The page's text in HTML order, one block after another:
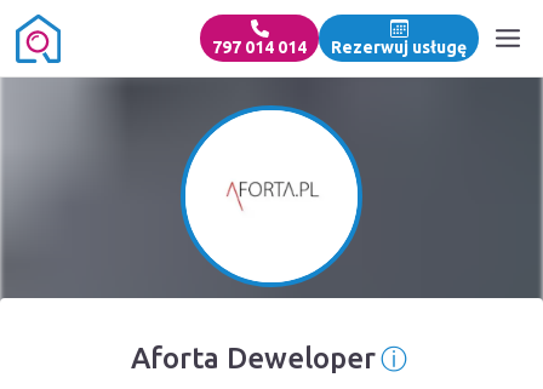
797 014 014 Rezerwuj usługę
Aforta DeweloperⓘInformacja